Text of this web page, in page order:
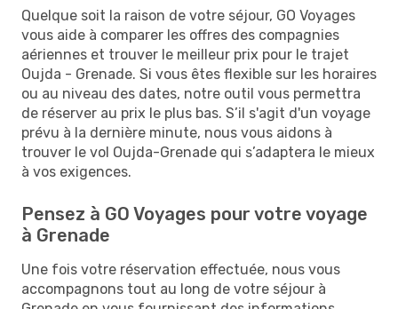
Quelque soit la raison de votre séjour, GO Voyages
vous aide à comparer les offres des compagnies
aériennes et trouver le meilleur prix pour le trajet
Oujda - Grenade. Si vous êtes flexible sur les horaires
ou au niveau des dates, notre outil vous permettra
de réserver au prix le plus bas. S’il s'agit d'un voyage
prévu à la dernière minute, nous vous aidons à
trouver le vol Oujda-Grenade qui s’adaptera le mieux
à vos exigences.
Pensez à GO Voyages pour votre voyage
à Grenade
Une fois votre réservation effectuée, nous vous
accompagnons tout au long de votre séjour à